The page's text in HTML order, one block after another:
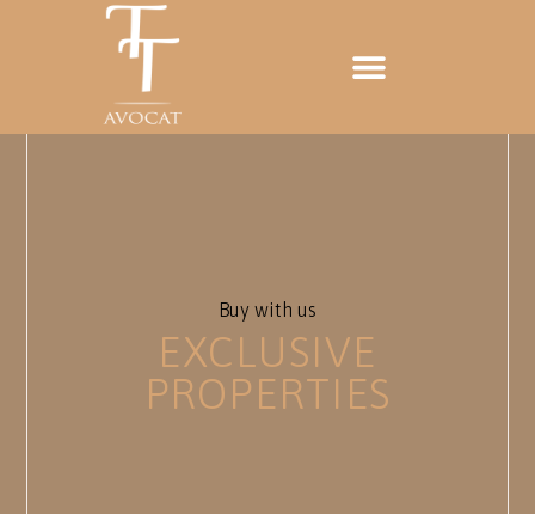
Buy with us
EXCLUSIVE
PROPERTIES